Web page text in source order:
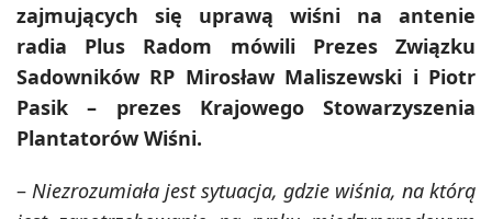
zajmujących się uprawą wiśni na antenie
radia Plus Radom mówili Prezes Związku
Sadowników RP Mirosław Maliszewski i Piotr
Pasik – prezes Krajowego Stowarzyszenia
Plantatorów Wiśni.
– Niezrozumiała jest sytuacja, gdzie wiśnia, na którą